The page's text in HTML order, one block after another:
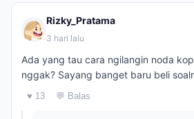
Rizky_Pratama
3 hari lalu
Ada yang tau cara ngilangin noda
nggak? Sayang banget baru beli
♥ 13 💬 Balas